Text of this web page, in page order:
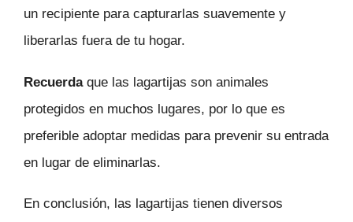
un recipiente para capturarlas suavemente y
liberarlas fuera de tu hogar.
Recuerdaque las lagartijas son animales
protegidos en muchos lugares, por lo que es
preferible adoptar medidas para prevenir su entrada
en lugar de eliminarlas.
En conclusión, las lagartijas tienen diversos